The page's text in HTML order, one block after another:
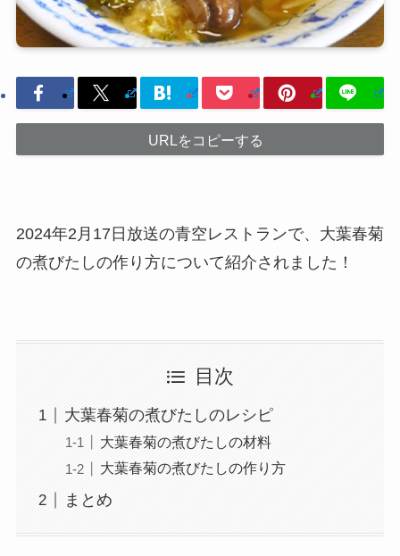
URLをコピーする
2024年2月17日放送の青空レストランで、大葉春菊
の煮びたしの作り方について紹介されました！
目次
大葉春菊の煮びたしのレシピ
大葉春菊の煮びたしの材料
大葉春菊の煮びたしの作り方
まとめ